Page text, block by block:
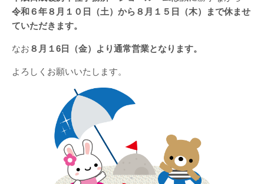
令和６年８月１０日（土）から８月１５日（木）まで休ませ
ていただきます。
なお ８月１6日（金）より通常営業となります。
よろしくお願いいたします。